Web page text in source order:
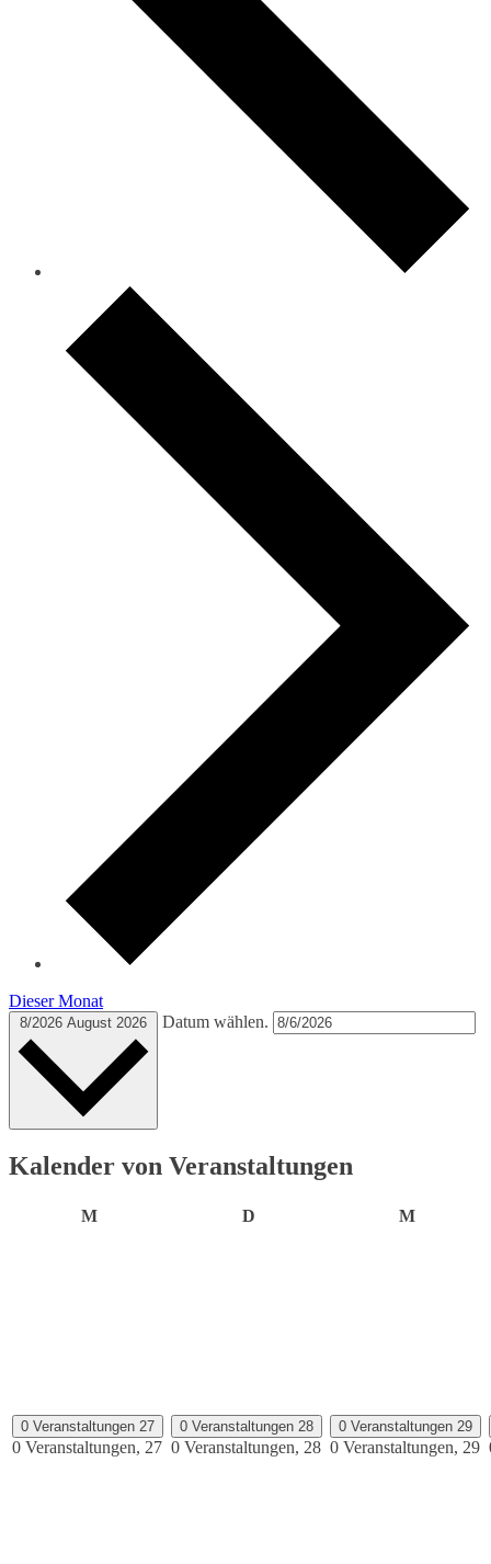
Dieser Monat
8/2026 August 2026 Datum wählen.
Kalender von Veranstaltungen
MMontag DDienstag MMittwoch
0 Veranstaltungen 27
0 Veranstaltungen, 27
0 Veranstaltungen 28
0 Veranstaltungen, 28
0 Veranstaltungen 29
0 Veranstaltungen, 29